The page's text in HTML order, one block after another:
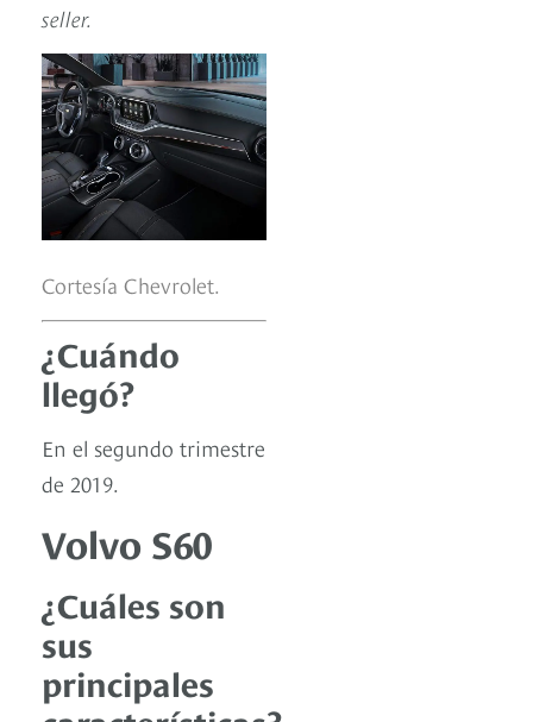
seller.
Cortesía Chevrolet.
¿Cuándo
llegó?
En el segundo trimestre
de 2019.
Volvo S60
¿Cuáles son
sus
principales